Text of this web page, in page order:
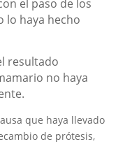
el paso de los
lo haya hecho
resultado
no haya
que haya llevado
de prótesis,